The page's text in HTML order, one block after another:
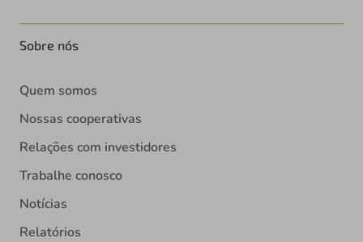
Sobre nós
Quem somos
Nossas cooperativas
Relações com investidores
Trabalhe conosco
Notícias
Relatórios